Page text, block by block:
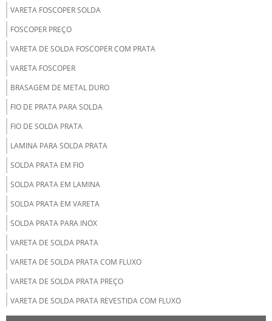
VARETA FOSCOPER SOLDA
FOSCOPER PREÇO
VARETA DE SOLDA FOSCOPER COM PRATA
VARETA FOSCOPER
BRASAGEM DE METAL DURO
FIO DE PRATA PARA SOLDA
FIO DE SOLDA PRATA
LAMINA PARA SOLDA PRATA
SOLDA PRATA EM FIO
SOLDA PRATA EM LAMINA
SOLDA PRATA EM VARETA
SOLDA PRATA PARA INOX
VARETA DE SOLDA PRATA
VARETA DE SOLDA PRATA COM FLUXO
VARETA DE SOLDA PRATA PREÇO
VARETA DE SOLDA PRATA REVESTIDA COM FLUXO